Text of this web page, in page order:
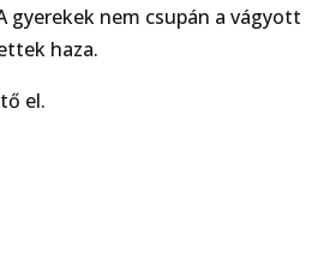
gyerekek nem csupán a vágyott
haza.
el.